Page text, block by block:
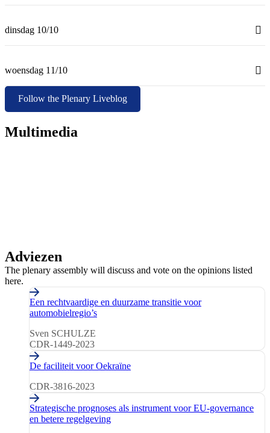
dinsdag 10/10
woensdag 11/10
Follow the Plenary Liveblog
Multimedia
Adviezen
The plenary assembly will discuss and vote on the opinions listed
here.
Opinions
Een rechtvaardige en duurzame transitie voor
automobielregio’s
Sven SCHULZE
CDR-1449-2023
De faciliteit voor Oekraïne
CDR-3816-2023
Strategische prognoses als instrument voor EU-governance
en betere regelgeving